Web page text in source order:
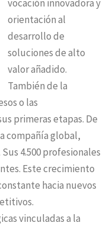
vocación innovadora y
orientación al
desarrollo de
soluciones de alto
valor añadido.
También de la
o las
primeras etapas. De
compañía global,
4.500 profesionales
Este crecimiento
hacia nuevos
vinculadas a la